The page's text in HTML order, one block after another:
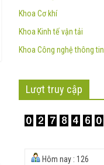
Khoa Cơ khí
Khoa Kinh tế vận tải
Khoa Công nghệ thông tin
Lượt truy cập
Hôm nay : 126